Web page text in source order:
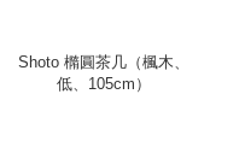
Shoto 橢圓茶几（楓木、
低、105cm）